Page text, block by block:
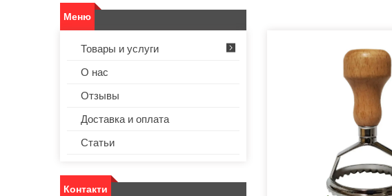
Товары и услуги
О нас
Отзывы
Доставка и оплата
Статьи
Контакти